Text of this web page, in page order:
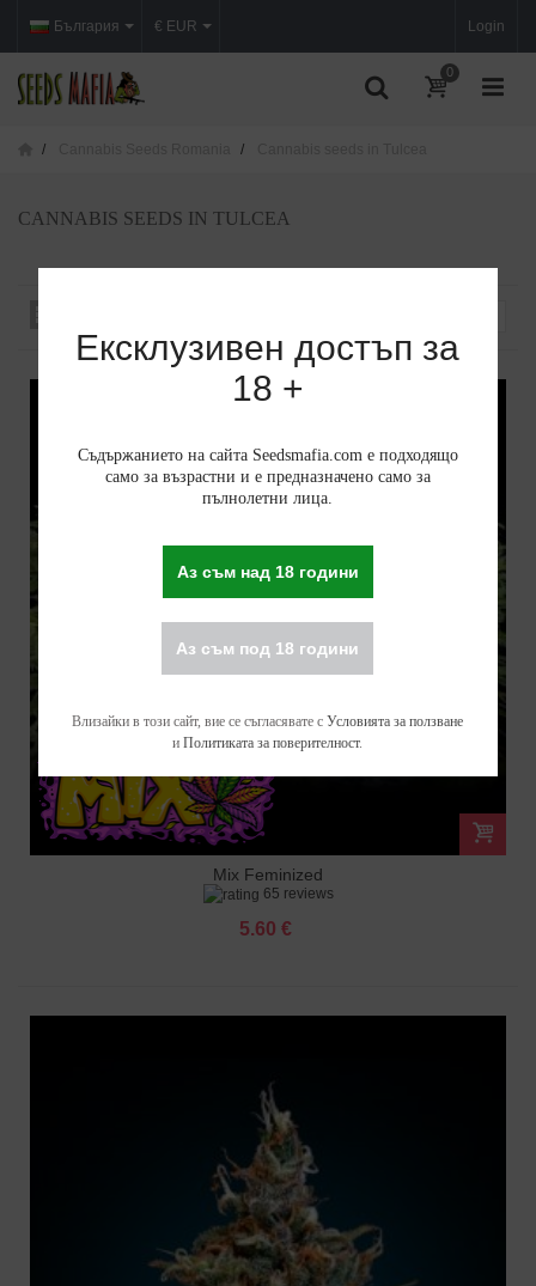
България Login
€ EUR
0
CANNABIS SEEDS IN TULCEA
Mix Feminized
65 reviews
5.60 €
Ексклузивен достъп за
18 +
Съдържанието на сайта Seedsmafia.com е подходящо
само за възрастни и е предназначено само за
пълнолетни лица.
Аз съм над 18 години
Аз съм под 18 години
Влизайки в този сайт, вие се съгласявате сУсловията за ползване
иПолитиката за поверителност.